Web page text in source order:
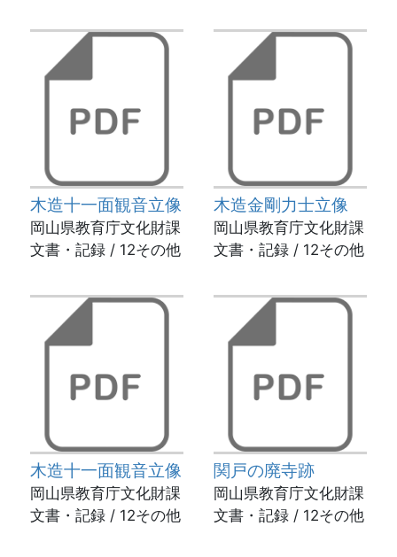
木造十一面観音立像
岡山県教育庁文化財課
文書・記録 / 12その他
木造金剛力士立像
岡山県教育庁文化財課
文書・記録 / 12その他
木造十一面観音立像
岡山県教育庁文化財課
文書・記録 / 12その他
関戸の廃寺跡
岡山県教育庁文化財課
文書・記録 / 12その他